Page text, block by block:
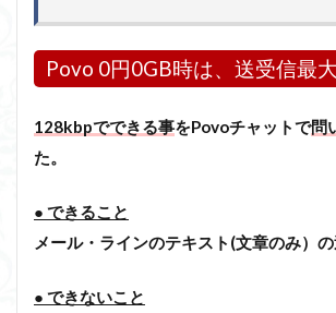
Povo 0円0GB時は、送受信最
128kbpでできる事をPovoチャットで問
た。
● できること
メール・ラインのテキスト(文章のみ）
● できないこと